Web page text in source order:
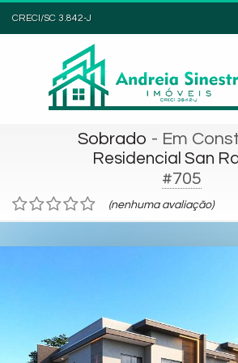
CRECI/SC 3.842-J
Sobrado - Em
Residencial San
#705
(nenhuma avaliação)